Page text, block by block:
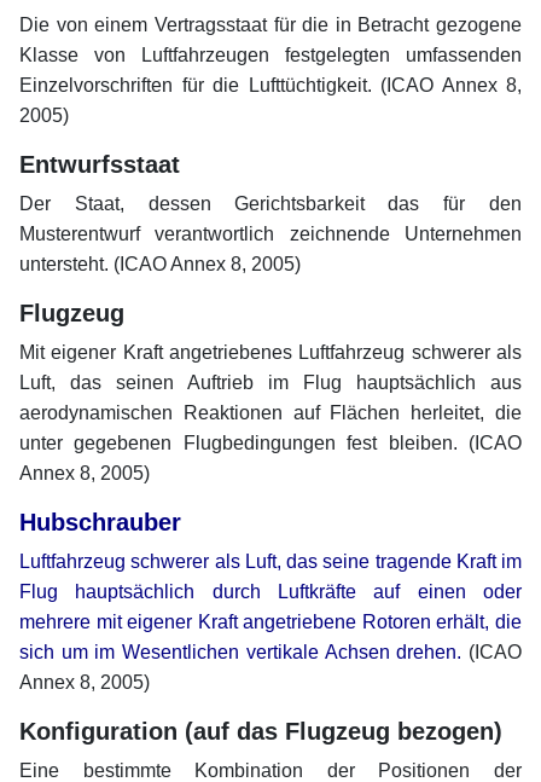
Die von einem Vertragsstaat für die in Betracht gezogene
Klasse von Luftfahrzeugen festgelegten umfassenden
Einzelvorschriften für die Lufttüchtigkeit. (ICAO Annex 8,
2005)
Entwurfsstaat
Der Staat, dessen Gerichtsbarkeit das für den
Musterentwurf verantwortlich zeichnende Unternehmen
untersteht. (ICAO Annex 8, 2005)
Flugzeug
Mit eigener Kraft angetriebenes Luftfahrzeug schwerer als
Luft, das seinen Auftrieb im Flug hauptsächlich aus
aerodynamischen Reaktionen auf Flächen herleitet, die
unter gegebenen Flugbedingungen fest bleiben. (ICAO
Annex 8, 2005)
Hubschrauber
Luftfahrzeug schwerer als Luft, das seine tragende Kraft im
Flug hauptsächlich durch Luftkräfte auf einen oder
mehrere mit eigener Kraft angetriebene Rotoren erhält, die
sich um im Wesentlichen vertikale Achsen drehen. (ICAO
Annex 8, 2005)
Konfiguration (auf das Flugzeug bezogen)
Eine bestimmte Kombination der Positionen der